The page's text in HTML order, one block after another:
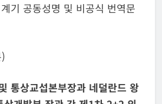
기 공동성명 및 비공식 번역문
통상교섭본부장과 네덜란드 왕